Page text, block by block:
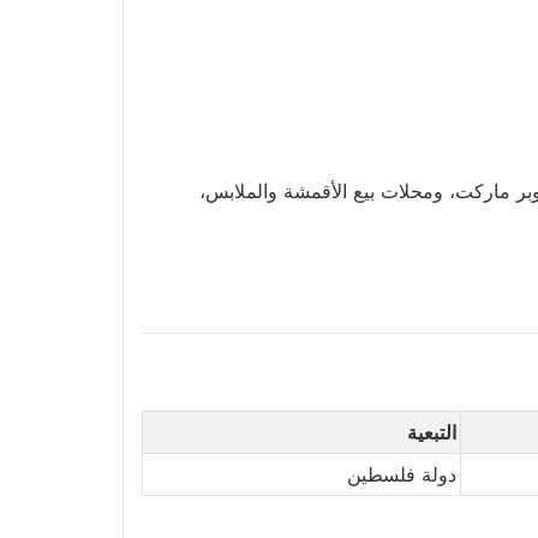
ماركت، ومحلات بيع الأقمشة والملابس،
التبعية
دولة فلسطين